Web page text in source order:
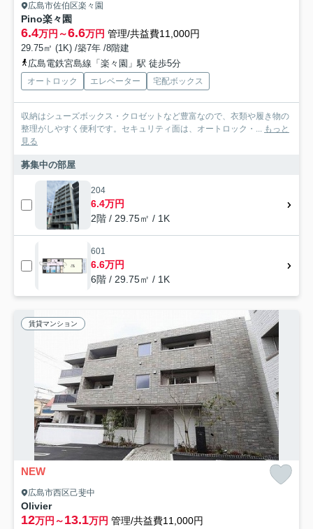
広島市佐伯区楽々園
Pino楽々園
6.4万円～6.6万円 管理/共益費11,000円
29.75㎡ (1K) /築7年 /8階建
広島電鉄宮島線「楽々園」駅 徒歩5分
オートロック エレベーター 宅配ボックス
収納はシューズボックス・クロゼットなど豊富なので、衣類や履き物の
整理がしやすく便利です。セキュリティ面は、オートロック・... もっと
見る
募集中の部屋
204
6.4万円
2階 / 29.75㎡ / 1K
601
6.6万円
6階 / 29.75㎡ / 1K
賃貸マンション
NEW
広島市西区己斐中
Olivier
12万円～13.1万円 管理/共益費11,000円